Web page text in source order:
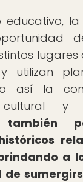
educativo,
utilizan
así la
cultural y
también
a